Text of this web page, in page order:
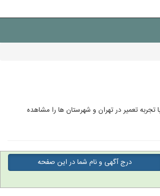
تعمیر در تهران و شهرستان ها را مشاهده
درج آگهی و نام شما در این صفحه